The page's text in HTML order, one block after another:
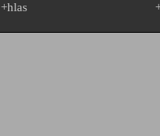
+hlas